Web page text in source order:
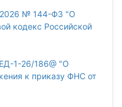
№ 144-ФЗ "О
кодекс Российской
1-26/186@ "О
к приказу ФНС от